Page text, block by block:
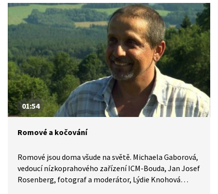
01:54
Romové a kočování
Romové jsou doma všude na světě. Michaela Gaborová,
vedoucí nízkoprahového zařízení ICM-Bouda, Jan Josef
Rosenberg, fotograf a moderátor, Lýdie Knohová